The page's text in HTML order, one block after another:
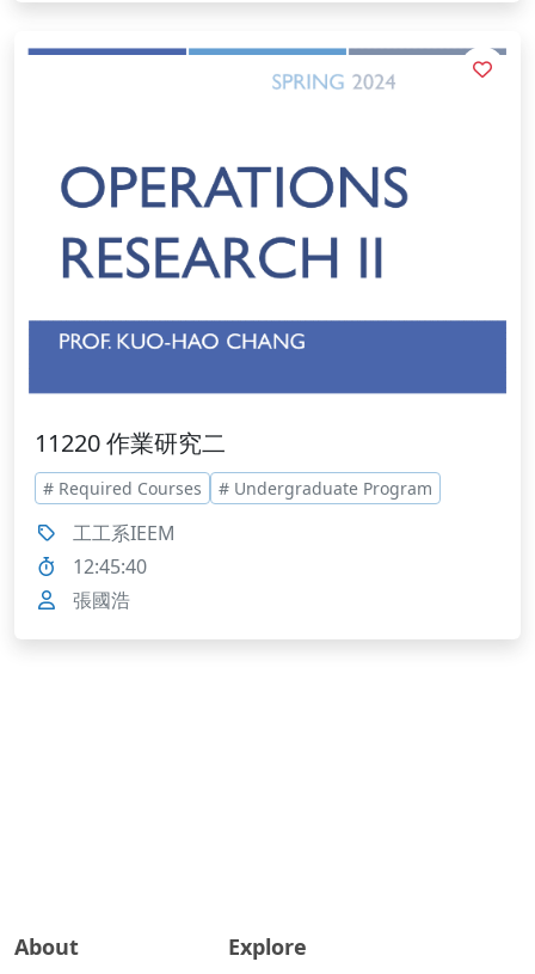
11220 作業研究二
# Required Courses # Undergraduate Program
工工系IEEM
12:45:40
張國浩
About Explore